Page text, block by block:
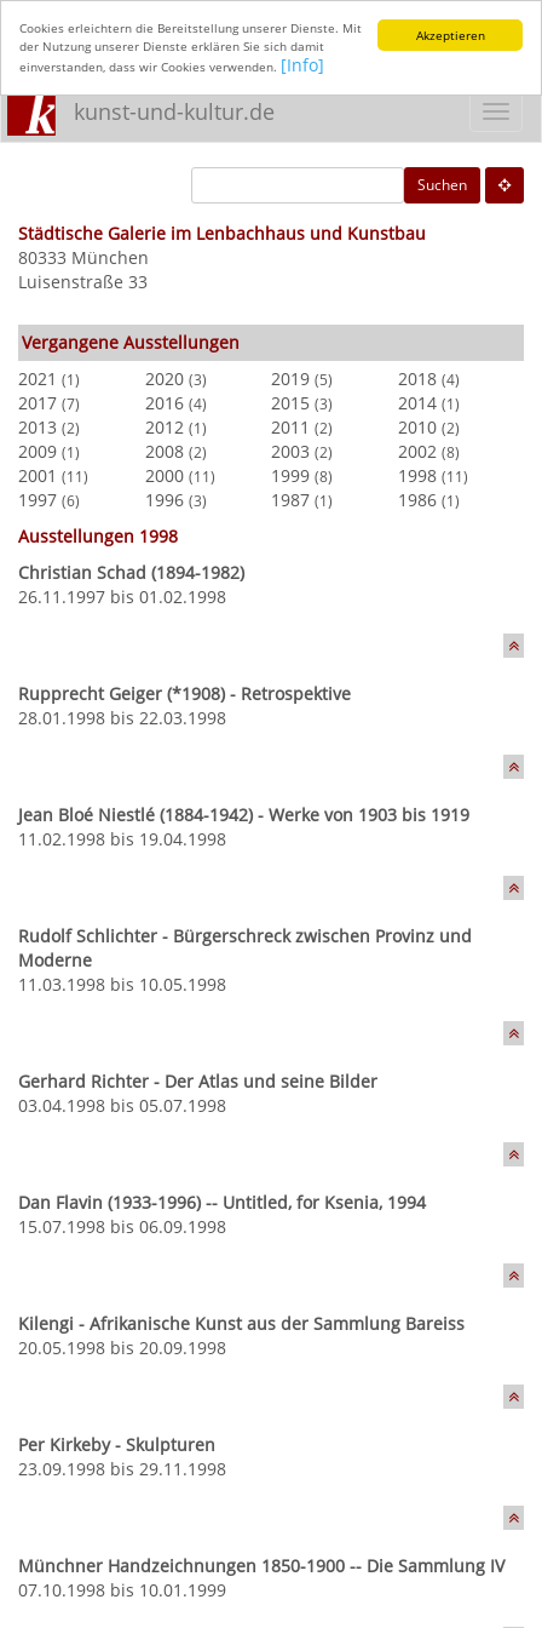
Akzeptieren
Cookies erleichtern die Bereitstellung unserer Dienste. Mit
der Nutzung unserer Dienste erklären Sie sich damit
einverstanden, dass wir Cookies verwenden. [Info]
kunst-und-kultur.de
Suchen
Städtische Galerie im Lenbachhaus und Kunstbau
80333 München
Luisenstraße 33
Vergangene Ausstellungen
2021 (1) 2020 (3) 2019 (5) 2018 (4)
2017 (7) 2016 (4) 2015 (3) 2014 (1)
2013 (2) 2012 (1) 2011 (2) 2010 (2)
2009 (1) 2008 (2) 2003 (2) 2002 (8)
2001 (11) 2000 (11) 1999 (8) 1998 (11)
1997 (6) 1996 (3) 1987 (1) 1986 (1)
Ausstellungen 1998
Christian Schad (1894-1982)
26.11.1997 bis 01.02.1998
Rupprecht Geiger (*1908) - Retrospektive
28.01.1998 bis 22.03.1998
Jean Bloé Niestlé (1884-1942) - Werke von 1903 bis 1919
11.02.1998 bis 19.04.1998
Rudolf Schlichter - Bürgerschreck zwischen Provinz und
Moderne
11.03.1998 bis 10.05.1998
Gerhard Richter - Der Atlas und seine Bilder
03.04.1998 bis 05.07.1998
Dan Flavin (1933-1996) -- Untitled, for Ksenia, 1994
15.07.1998 bis 06.09.1998
Kilengi - Afrikanische Kunst aus der Sammlung Bareiss
20.05.1998 bis 20.09.1998
Per Kirkeby - Skulpturen
23.09.1998 bis 29.11.1998
Münchner Handzeichnungen 1850-1900 -- Die Sammlung IV
07.10.1998 bis 10.01.1999